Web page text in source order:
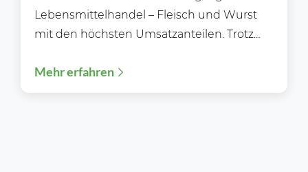
Lebensmittelhandel – Fleisch und Wurst
mit den höchsten Umsatzanteilen. Trotz
digitaler Einkaufsmöglichkeiten und einer
zunehmenden...
Mehr erfahren